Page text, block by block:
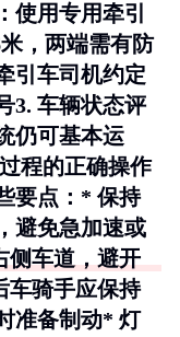
：使用专用牵引
，两端需有防
引车司机约定
3. 车辆状态评
仍可基本运
程的正确操作
要点：* 保持
避免急加速或
侧车道，避开
车骑手应保持
准备制动* 灯